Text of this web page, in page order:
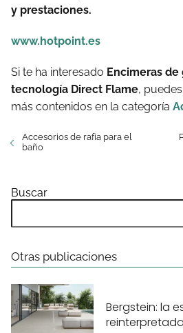
y prestaciones.
www.hotpoint.es
Si te ha interesado Encimeras
tecnología Direct Flame,
más contenidos en la categoría
Accesorios de rafia para el
baño
Buscar
Otras publicaciones
Bergstein: la